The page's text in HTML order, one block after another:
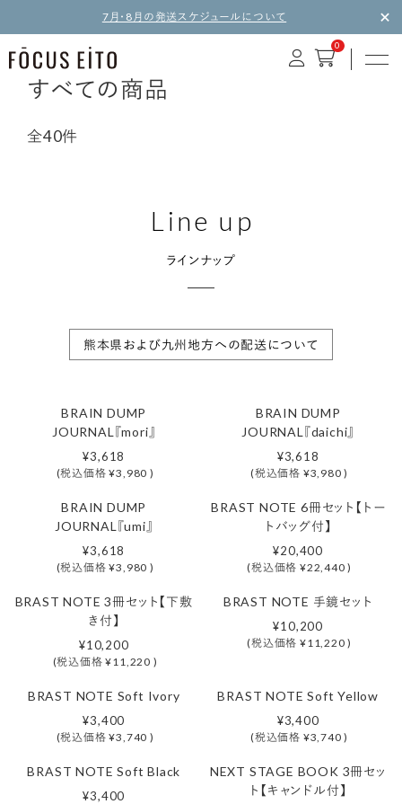
7月・8月の発送スケジュールについて
0
すべての商品
全40件
Line up
ラインナップ
熊本県および九州地方への配送について
BRAIN DUMP
JOURNAL『mori』
¥3,618
(税込価格 ¥3,980 )
BRAIN DUMP
JOURNAL『daichi』
¥3,618
(税込価格 ¥3,980 )
BRAIN DUMP
JOURNAL『umi』
¥3,618
(税込価格 ¥3,980 )
BRAST NOTE 6冊セット【トー
トバッグ付】
¥20,400
(税込価格 ¥22,440 )
BRAST NOTE 3冊セット【下敷
き付】
¥10,200
(税込価格 ¥11,220 )
BRAST NOTE 手鏡セット
¥10,200
(税込価格 ¥11,220 )
BRAST NOTE Soft Ivory
¥3,400
(税込価格 ¥3,740 )
BRAST NOTE Soft Yellow
¥3,400
(税込価格 ¥3,740 )
BRAST NOTE Soft Black
¥3,400
NEXT STAGE BOOK 3冊セッ
ト【キャンドル付】